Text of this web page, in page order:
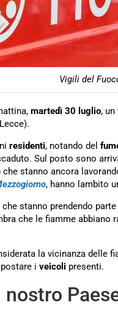
Vigili del
martedì 30 luglio,
residenti, notando del
Sul posto sono
che stanno ancora
, hanno lambito
che stanno prendendo
che le fiamme abbiano
la vicinanza delle
i veicoli presenti.